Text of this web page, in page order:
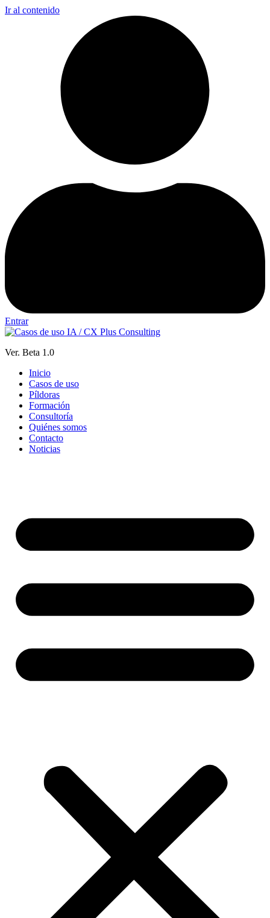
Ir al contenido
Entrar
Ver. Beta 1.0
Inicio
Casos de uso
Píldoras
Formación
Consultoría
Quiénes somos
Contacto
Noticias